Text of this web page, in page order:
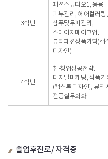
3학년
패션스튜디오1, 응용
피부관리, 헤어컬러링,
샴푸및두피관리,
스테이지메이크업,
뷰티패션상품기획(캡
디자인)
4학년
취·창업성공전략,
디지털마케팅, 작품기
(캡스톤 디자인), 뷰티
전공실무회화
졸업후진로/ 자격증